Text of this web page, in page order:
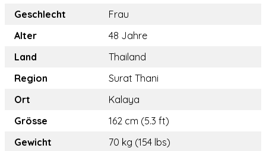
Geschlecht
Frau
Alter
48 Jahre
Land
Thailand
Region
Surat Thani
Ort
Kalaya
Grösse
162 cm (5.3 ft)
Gewicht
70 kg (154 lbs)